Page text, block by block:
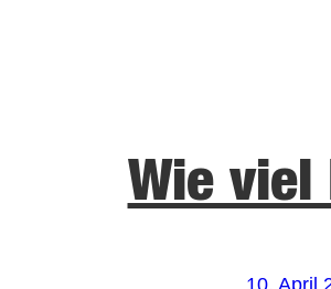
Wie